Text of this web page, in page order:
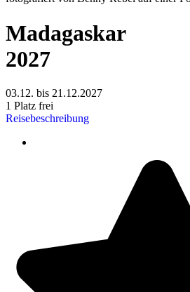
Madagaskar
2027
03.12. bis 21.12.2027
1 Platz frei
Reisebeschreibung